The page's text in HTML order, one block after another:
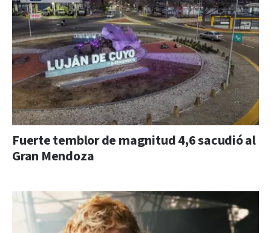
Fuerte temblor de magnitud 4,6 sacudió al
Gran Mendoza